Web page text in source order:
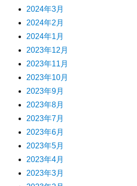
2024年3月
2024年2月
2024年1月
2023年12月
2023年11月
2023年10月
2023年9月
2023年8月
2023年7月
2023年6月
2023年5月
2023年4月
2023年3月